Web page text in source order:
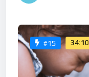
#15 34:10